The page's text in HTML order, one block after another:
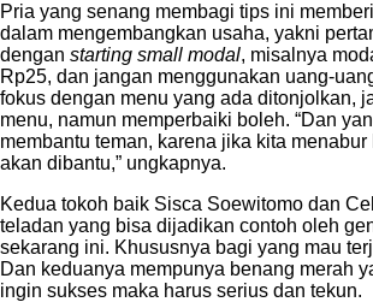
Pria yang senang membagi tips ini
dalam mengembangkan usaha, yakni
dengan starting small modal, misalnya
Rp25, dan jangan menggunakan uang-
fokus dengan menu yang ada ditonjolkan,
menu, namun memperbaiki boleh. “Dan
membantu teman, karena jika kita
akan dibantu,” ungkapnya.
Kedua tokoh baik Sisca Soewitomo dan
teladan yang bisa dijadikan contoh oleh
sekarang ini. Khususnya bagi yang mau
Dan keduanya mempunya benang merah
ingin sukses maka harus serius dan tekun.